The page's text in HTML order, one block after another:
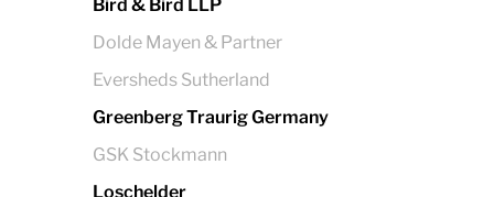
Bird & Bird LLP
Dolde Mayen & Partner
Eversheds Sutherland
Greenberg Traurig Germany
GSK Stockmann
Loschelder